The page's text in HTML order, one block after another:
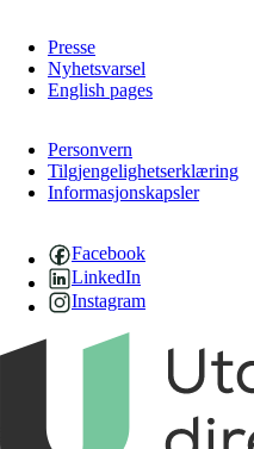
Presse
Nyhetsvarsel
English pages
Personvern
Tilgjengelighetserklæring
Informasjonskapsler
Facebook
LinkedIn
Instagram